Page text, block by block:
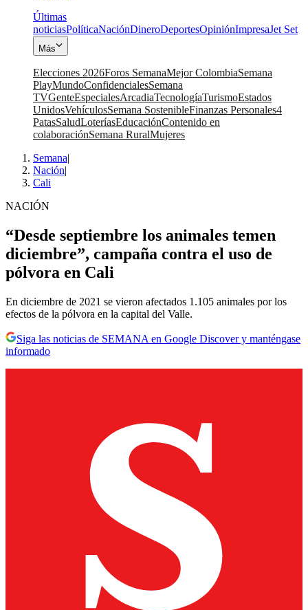
Últimas
noticiasPolíticaNaciónDineroDeportesOpiniónImpresaJet Set
Más
Elecciones 2026Foros SemanaMejor ColombiaSemana
PlayMundoConfidencialesSemana
TVGenteEspecialesArcadiaTecnologíaTurismoEstados
UnidosVehículosSemana SostenibleFinanzas Personales4
PatasSaludLoteríasEducaciónContenido en
colaboraciónSemana RuralMujeres
Semana|
Nación|
Cali
NACIÓN
“Desde septiembre los animales temen
diciembre”, campaña contra el uso de
pólvora en Cali
En diciembre de 2021 se vieron afectados 1.105 animales por los
efectos de la pólvora en la capital del Valle.
Siga las noticias de SEMANA en Google Discover y manténgase
informado